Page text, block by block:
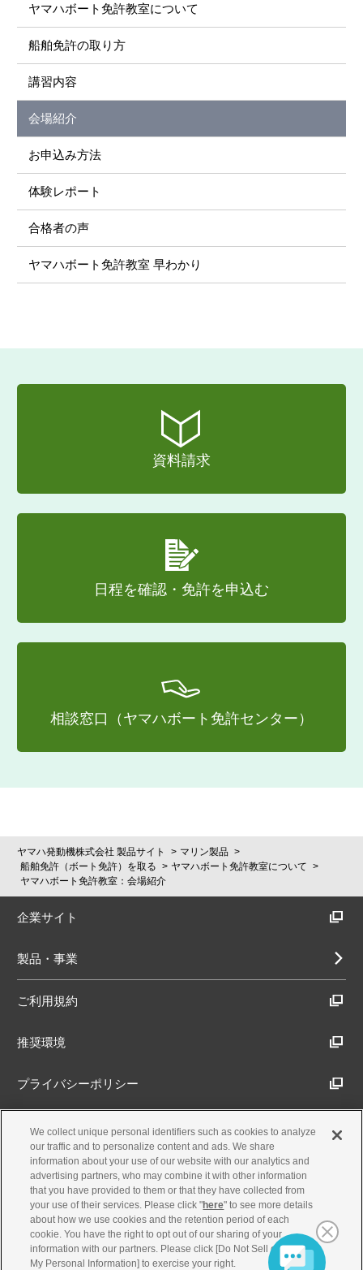
ヤマハボート免許教室について
船舶免許の取り方
講習内容
会場紹介
お申込み方法
体験レポート
合格者の声
ヤマハボート免許教室 早わかり
資料請求
日程を確認・免許を申込む
相談窓口（ヤマハボート免許センター）
ヤマハ発動機株式会社 製品サイト
マリン製品
船舶免許（ボート免許）を取る
ヤマハボート免許教室について
ヤマハボート免許教室：会場紹介
企業サイト
製品・事業
ご利用規約
推奨環境
プライバシーポリシー
Cookieポリシー
アクセシビリティ方針
古物営業法に基づく表示
製品・事業のお問合せ
We collect unique personal identifiers such as cookies to analyze
our traffic and to personalize content and ads. We share
information about your use of our website with our analytics and
advertising partners, who may combine it with other information
that you have provided to them or that they have collected from
your use of their services. Please click "here" to see more details
about how we use cookies and the retention period of each
cookie. You have the right to opt out of our sharing of your
information with our partners. Please click [Do Not Sell or Share
My Personal Information] to exercise your right.